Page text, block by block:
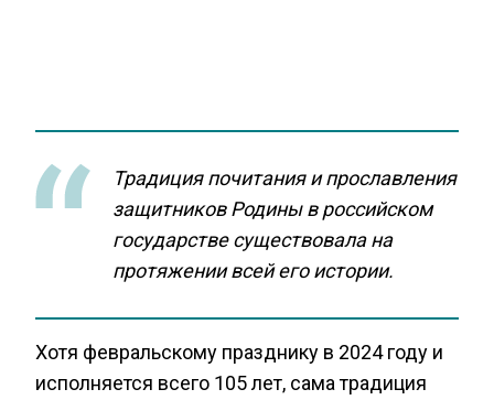
Традиция почитания и прославления
защитников Родины в российском
государстве существовала на
протяжении всей его истории.
Хотя февральскому празднику в 2024 году и
исполняется всего 105 лет, сама традиция